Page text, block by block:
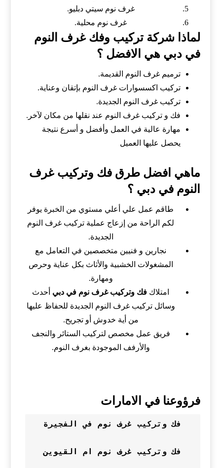
غرف نوم سيتي دبليو.
غرف نوم محلية.
لماذا شركة تركيب وفك غرف النوم
في دبي هي الافضل ؟
ترميم غرف النوم القديمة.
تركيب اكسسوارات غرف النوم بإتقان وعناية.
تركيب غرف النوم الجديدة.
فك و تركيب غرف النوم عند نقلها من مكان لآخر.
مهارة عالية في العمل وأفضل و أسرع نتيجة
يحصل عليها العميل
ماهي افضل طرق فك وتركيب غرف
النوم في دبي ؟
طاقم عمل علي أعلي مستوي من الخبرة يوفر
لكم الراحة من إزعاج عملية تركيب غرف النوم
الجديدة.
نجارين و فنيين متخصصين في التعامل مع
المشغولات الخشبية والأثاث بكل عناية وحرص
ومهارة.
امتلاك فك وتركيب غرف نوم في دبي أحدث
وسائل تركيب غرف النوم الجديدة للحفاظ عليها
من أية خدوش أو تجريح.
فريق عمل مخصص لتركيب الستائر والنجف
والأرفف الموجودة بغرف النوم.
فرؤوعنا في الامارات
فك وتركيب غرف نوم في الفجيرة
فك وتركيب غرف نوم ام القيوين